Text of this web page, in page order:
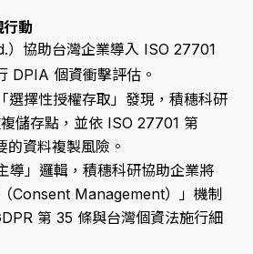
行動
協助台灣企業導入 ISO 27701
DPIA 個資衝擊評估。
擇性授權存取」發現，積穗科研
儲存點，並依 ISO 27701 第
資料複製風險。
導」邏輯，積穗科研協助企業將
Consent Management）」機制
第 35 條與台灣個資法施行細